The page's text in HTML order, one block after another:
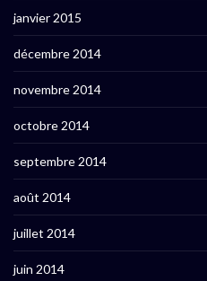
janvier 2015
décembre 2014
novembre 2014
octobre 2014
septembre 2014
août 2014
juillet 2014
juin 2014